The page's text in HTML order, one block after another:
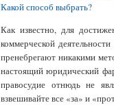
Какой способ выбрать?
Как известно, для
коммерческой
пренебрегают никакими
настоящий юридический
правосудие отнюдь не
взвешивайте все «за» и